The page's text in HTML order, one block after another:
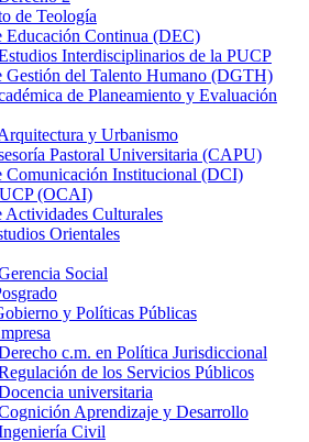
de Teología
Educación Continua (DEC)
Interdisciplinarios de la PUCP
Gestión del Talento Humano (DGTH)
de Planeamiento y Evaluación
y Urbanismo
Pastoral Universitaria (CAPU)
Comunicación Institucional (DCI)
(OCAI)
Actividades Culturales
Orientales
Social
y Políticas Públicas
c.m. en Política Jurisdiccional
de los Servicios Públicos
universitaria
Aprendizaje y Desarrollo
Civil